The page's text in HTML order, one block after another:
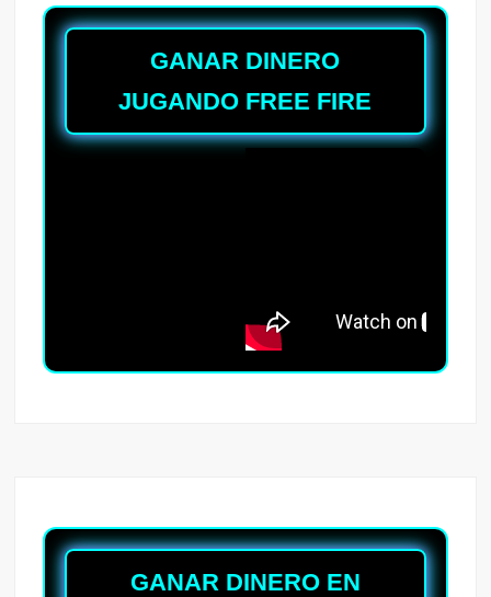
GANAR DINERO
JUGANDO FREE FIRE
GANAR DINERO EN